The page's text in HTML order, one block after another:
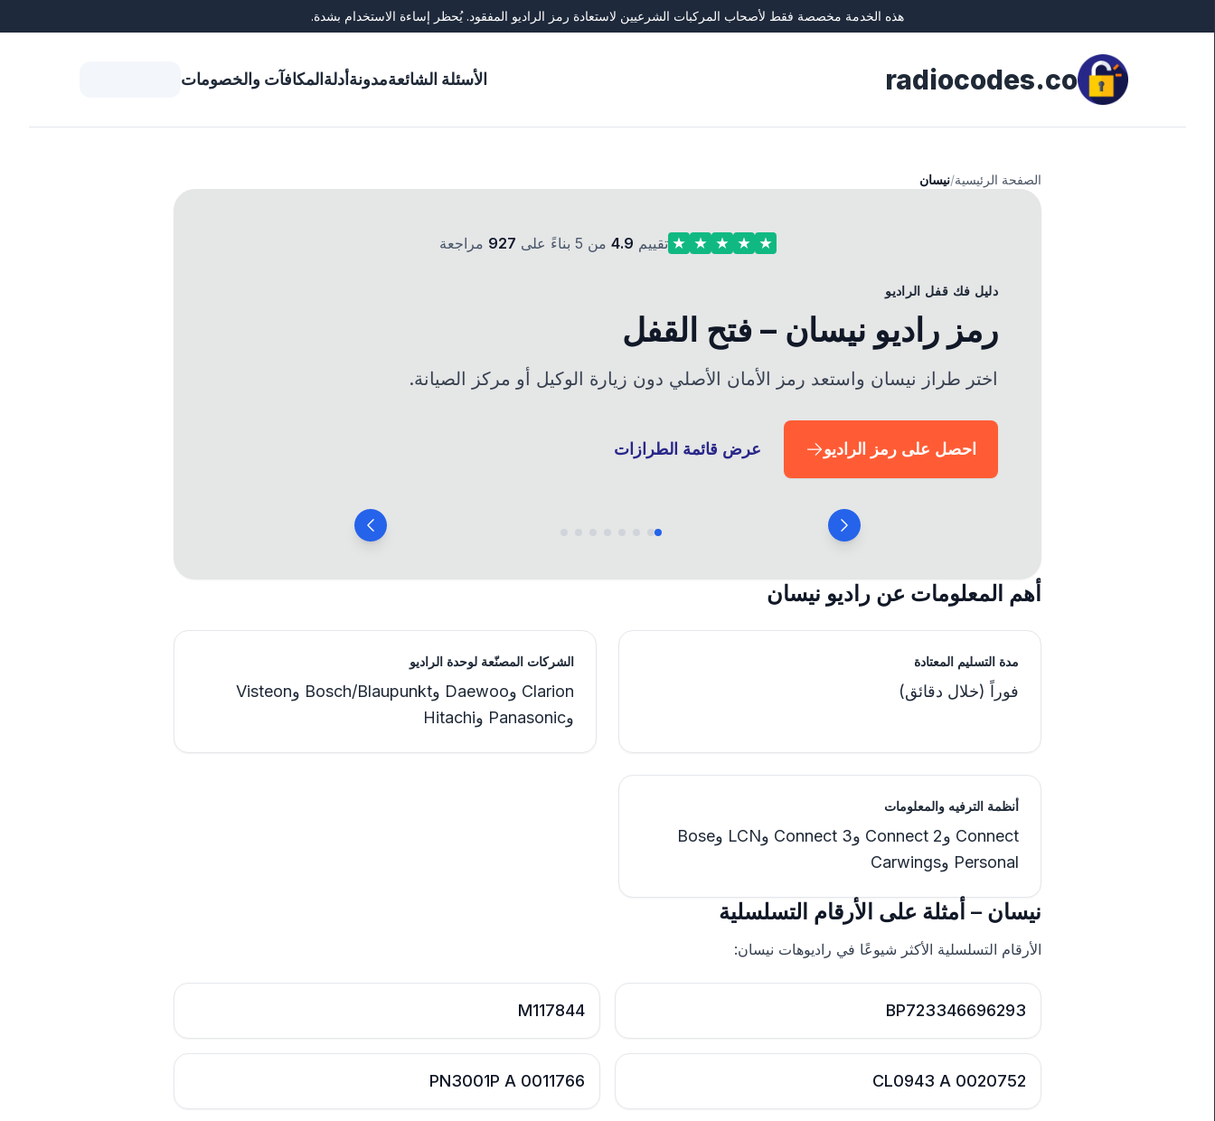
هذه الخدمة مخصصة فقط لأصحاب المركبات الشرعيين لاستعادة رمز الراديو المفقود. يُحظر إساءة الاستخدام بشدة.
radiocodes.co الأسئلة الشائعةمدونةأدلة المكافآت والخصومات
الصفحة الرئيسية/نيسان
تقييم 4.9 من 5 بناءً على 927 مراجعة
دليل فك قفل الراديو
رمز راديو نيسان – فتح القفل
اختر طراز نيسان واستعد رمز الأمان الأصلي دون زيارة الوكيل أو مركز الصيانة.
احصل على رمز الراديو عرض قائمة الطرازات
أهم المعلومات عن راديو نيسان
مدة التسليم المعتادة
فوراً (خلال دقائق)
الشركات المصنّعة لوحدة الراديو
Clarion وDaewoo وBosch/Blaupunkt وVisteon
وPanasonic وHitachi
أنظمة الترفيه والمعلومات
Connect وConnect 2 وConnect 3 وLCN وBose
Personal وCarwings
نيسان – أمثلة على الأرقام التسلسلية
الأرقام التسلسلية الأكثر شيوعًا في راديوهات نيسان:
BP723346696293
M117844
CL0943 A 0020752
PN3001P A 0011766